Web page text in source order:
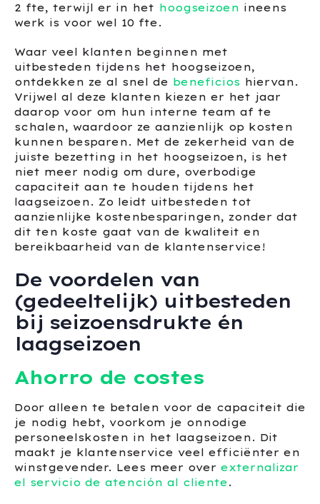
2 fte, terwijl er in het hoogseizoen ineens
werk is voor wel 10 fte.
Waar veel klanten beginnen met
uitbesteden tijdens het hoogseizoen,
ontdekken ze al snel de beneficios hiervan.
Vrijwel al deze klanten kiezen er het jaar
daarop voor om hun interne team af te
schalen, waardoor ze aanzienlijk op kosten
kunnen besparen. Met de zekerheid van de
juiste bezetting in het hoogseizoen, is het
niet meer nodig om dure, overbodige
capaciteit aan te houden tijdens het
laagseizoen. Zo leidt uitbesteden tot
aanzienlijke kostenbesparingen, zonder dat
dit ten koste gaat van de kwaliteit en
bereikbaarheid van de klantenservice!
De voordelen van
(gedeeltelijk) uitbesteden
bij seizoensdrukte én
laagseizoen
Ahorro de costes
Door alleen te betalen voor de capaciteit die
je nodig hebt, voorkom je onnodige
personeelskosten in het laagseizoen. Dit
maakt je klantenservice veel efficiënter en
winstgevender. Lees meer over externalizar
el servicio de atención al cliente.